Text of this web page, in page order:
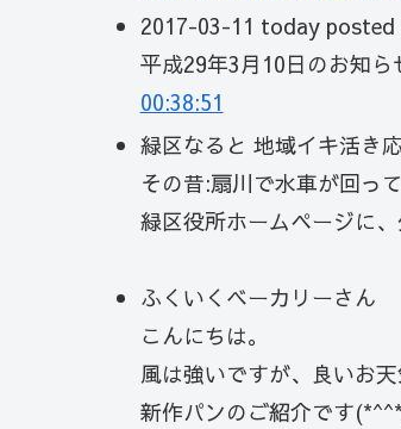
2017-03-11 today
平成29年3月10日のお知
00:38:51
緑区なると 地域イキ活き
その昔:扇川で水車が回っ
緑区役所ホームページに
ふくいくベーカリーさん
こんにちは。
風は強いですが、良いお
新作パンのご紹介です